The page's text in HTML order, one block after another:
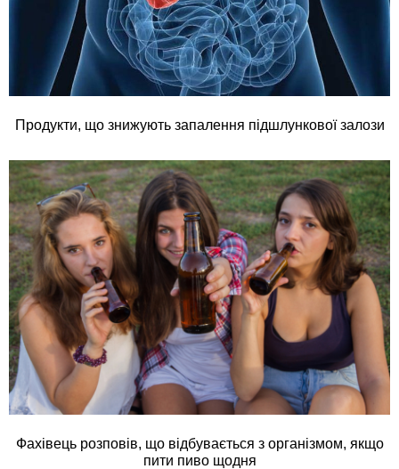
Продукти, що знижують запалення підшлункової залози
Фахівець розповів, що відбувається з організмом, якщо
пити пиво щодня